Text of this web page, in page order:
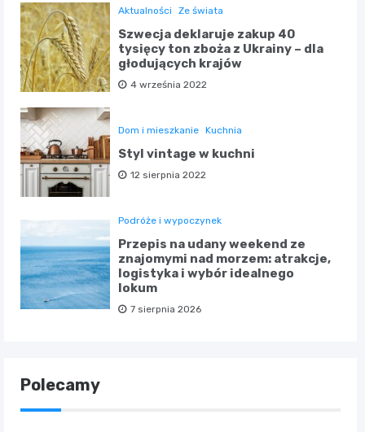
Aktualności Ze świata
Szwecja deklaruje zakup 40
tysięcy ton zboża z Ukrainy – dla
głodujących krajów
4 września 2022
Dom i mieszkanie Kuchnia
Styl vintage w kuchni
12 sierpnia 2022
Podróże i wypoczynek
Przepis na udany weekend ze
znajomymi nad morzem: atrakcje,
logistyka i wybór idealnego
lokum
7 sierpnia 2026
Polecamy